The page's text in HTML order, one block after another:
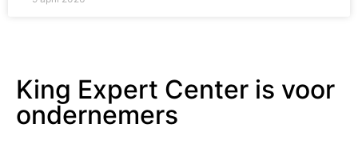
King Expert Center is voor
ondernemers